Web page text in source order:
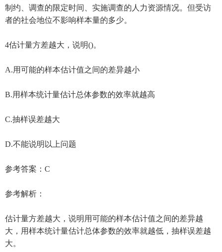
制约、调查的限定时间、实施调查的人力资源情况。但受访
者的社会地位不影响样本量的多少。
4估计量方差越大，说明()。
A.用可能的样本估计值之间的差异越小
B.用样本统计量估计总体参数的效率就越高
C.抽样误差越大
D.不能说明以上问题
参考答案：C
参考解析：
估计量方差越大，说明用可能的样本估计值之间的差异越
大，用样本统计量估计总体参数的效率就越低，抽样误差越
大。